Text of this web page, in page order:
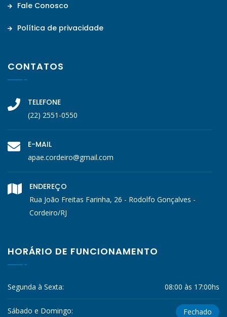
Fale Conosco
Política de privacidade
CONTATOS
TELEFONE
(22) 2551-0550
E-MAIL
apae.cordeiro@gmail.com
ENDEREÇO
Rua João Freitas Farinha, 26 - Rodolfo Gonçalves -
Cordeiro/RJ
HORÁRIO DE FUNCIONAMENTO
Segunda à Sexta: 08:00 às 17:00hs
Sábado e Domingo: Fechado